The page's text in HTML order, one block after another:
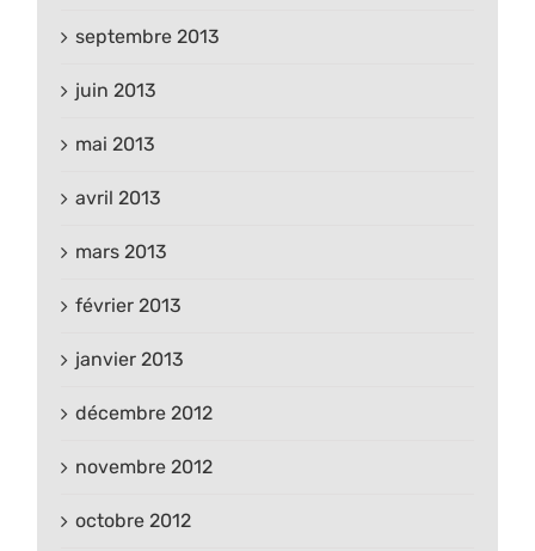
septembre 2013
juin 2013
mai 2013
avril 2013
mars 2013
février 2013
janvier 2013
décembre 2012
novembre 2012
octobre 2012